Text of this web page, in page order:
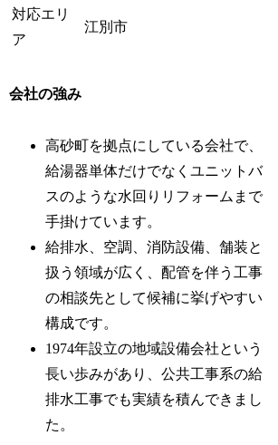
対応エリ
ア
江別市
会社の強み
高砂町を拠点にしている会社で、
給湯器単体だけでなくユニットバ
スのような水回りリフォームまで
手掛けています。
給排水、空調、消防設備、舗装と
扱う領域が広く、配管を伴う工事
の相談先として候補に挙げやすい
構成です。
1974年設立の地域設備会社という
長い歩みがあり、公共工事系の給
排水工事でも実績を積んできまし
た。